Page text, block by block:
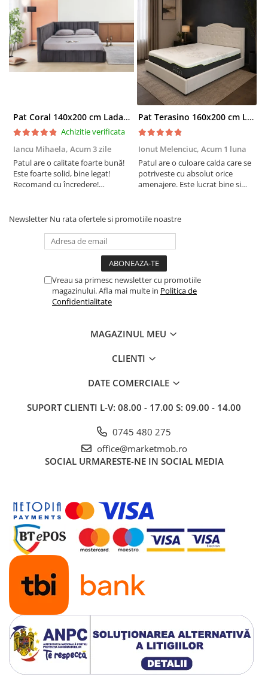
Pat Coral 140x200 cm Lada Depozitare Tapitat Catifea Gri Somiera Inclusa ( ML 2526 )
Achizitie verificata
Iancu Mihaela, Acum 3 zile
Patul are o calitate foarte bună!
Este foarte solid, bine legat!
Recomand cu încredere!
Pat Terasino 160x200 cm Lada Depozitare Tapitat Stofa Bej Somiera Inclusa
Ionut Melenciuc, Acum 1 luna
Patul are o culoare calda care se
potriveste cu absolut orice
amenajere. Este lucrat bine si
drag !
Newsletter Nu rata ofertele si promotiile noastre
Vreau sa primesc newsletter cu promotiile
magazinului. Afla mai multe in Politica de
Confidentialitate
MAGAZINUL MEU
CLIENTI
DATE COMERCIALE
SUPORT CLIENTI L-V: 08.00 - 17.00 S: 09.00 - 14.00
0745 480 275
office@marketmob.ro
SOCIAL URMARESTE-NE IN SOCIAL MEDIA